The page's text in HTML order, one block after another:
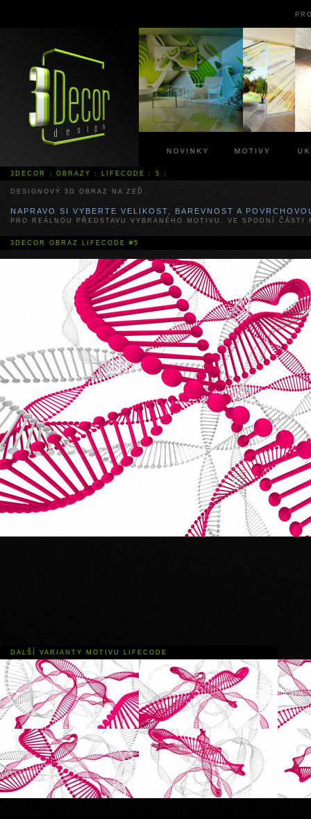
3DECOR : OBRAZY : LIFECODE : 5 :
DESIGNOVÝ 3D OBRAZ NA ZEĎ.
NAPRAVO SI VYBERTE VELIKOST, BAREVNOST A
PRO REÁLNOU PŘEDSTAVU VYBRANÉHO MOTIVU. VE SPODNÍ
3DECOR OBRAZ LIFECODE #5
DALŠÍ VARIANTY MOTIVU LIFECODE